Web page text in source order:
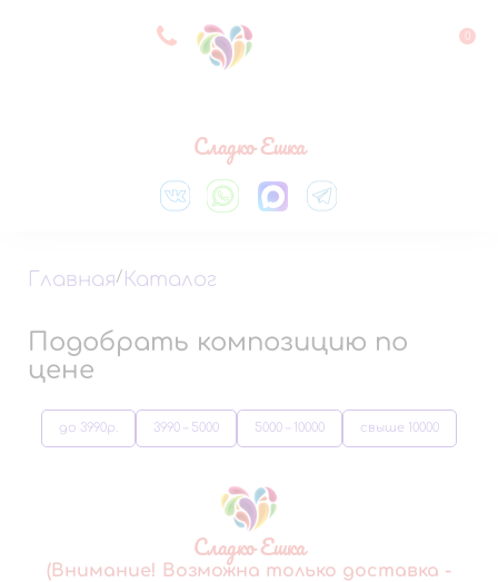
8 927 083 33 05 0
Сладко Ешка
Главная/ Каталог
Подобрать композицию по
цене
до 3990р. 3990 – 5000 5000 – 10000 свыше 10000
Сладко Ешка
(Внимание! Возможна только доставка -